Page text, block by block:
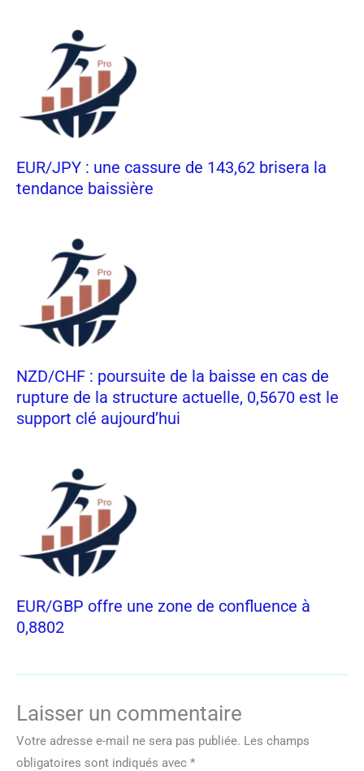
EUR/JPY : une cassure de 143,62 brisera la
tendance baissière
NZD/CHF : poursuite de la baisse en cas de
rupture de la structure actuelle, 0,5670 est le
support clé aujourd’hui
EUR/GBP offre une zone de confluence à
0,8802
Laisser un commentaire
Votre adresse e-mail ne sera pas publiée. Les champs
obligatoires sont indiqués avec *